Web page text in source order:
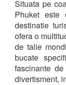
Situata pe
Phuket
destinatie
ofera o
de talie
bucate
fascinante
divertisment,